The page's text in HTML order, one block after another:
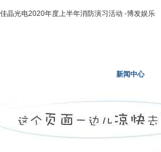
佳晶光电2020年度上半年消防演习活动 -博发娱乐
新闻中心